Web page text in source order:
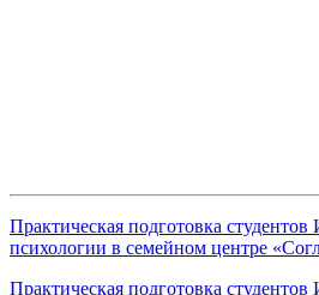
Практическая подготовка
психологии в семейном центре
Практическая подготовка